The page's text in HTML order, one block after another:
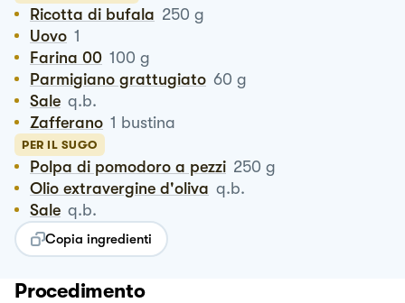
Ricotta di bufala 250 g
Uovo 1
Farina 00 100 g
Parmigiano grattugiato 60 g
Sale q.b.
Zafferano 1 bustina
PER IL SUGO
Polpa di pomodoro a pezzi 250 g
Olio extravergine d'oliva q.b.
Sale q.b.
Copia ingredienti
Procedimento